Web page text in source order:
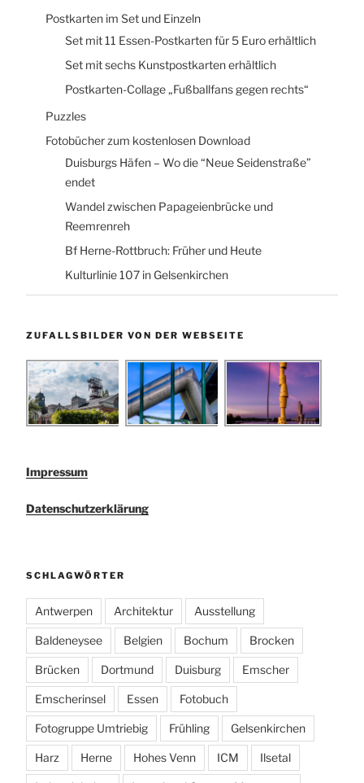
Postkarten im Set und Einzeln
Set mit 11 Essen-Postkarten für 5 Euro erhältlich
Set mit sechs Kunstpostkarten erhältlich
Postkarten-Collage „Fußballfans gegen rechts“
Puzzles
Fotobücher zum kostenlosen Download
Duisburgs Häfen – Wo die “Neue Seidenstraße”
endet
Wandel zwischen Papageienbrücke und
Reemrenreh
Bf Herne-Rottbruch: Früher und Heute
Kulturlinie 107 in Gelsenkirchen
ZUFALLSBILDER VON DER WEBSEITE
Impressum
Datenschutzerklärung
SCHLAGWÖRTER
Antwerpen Architektur Ausstellung
Baldeneysee Belgien Bochum Brocken
Brücken Dortmund Duisburg Emscher
Emscherinsel Essen Fotobuch
Fotogruppe Umtriebig Frühling Gelsenkirchen
Harz Herne Hohes Venn ICM Ilsetal